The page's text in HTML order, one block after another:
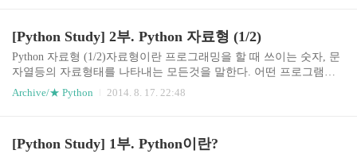
다. 코드에 대한 부담 없는 토론이 가능해진다. 예
를 들어 클린코드를 스터디한다고 했을 때..
본인의 깊은 곳에 있는 열정이 다시 타오를 수 있는 계기가 될 수 있
길 바란다. (적고보니 함수형프로그래밍 언어에 대해서 적은 것 같
다. 올 한해는 함수형 프로그래밍에 대해서 알게 된 한해라고 해도
부족함이 없을 것 같다.) FP in Scala결론부터 말하자면, 함수형프로
그래밍을 배우는 것은 아니라 프로그래밍 스..
[Python Study] 2부. Python 자료형 (1/2)
Python 자료형 (1/2)자료형이란 프로그래밍을 할 때 쓰이는 숫자, 문
자열등의 자료형태를 나타내는 모든것을 말한다. 어떤 프로그램언
어를 공부하더라도 자료형이 기본이 되기 때문에 한번은 훑어보고
넘어가야한다. 보통의 언어들이 자료형은 비슷하지만 몇가지가 다
알아 보도록 하겠습니다.1) 숫자형항목사용 예정수123, -345, 0실수1
Archive/★ Python 2014. 8. 17. 22:48
[Python Study] 1부. Python이란?